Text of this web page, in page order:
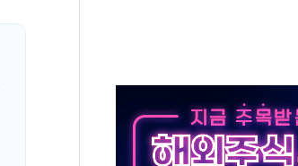
일 '별똥별 멍' 운영…페르세우스 유성우 관측
해안 시간당 50mm 이상 폭우…호우경보 발효
하던 90대 숨져…온열질환 여부 조사